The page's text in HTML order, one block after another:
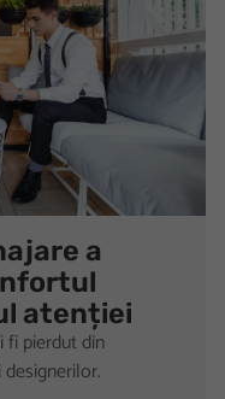
a
atenției
fi pierdut din
designerilor.